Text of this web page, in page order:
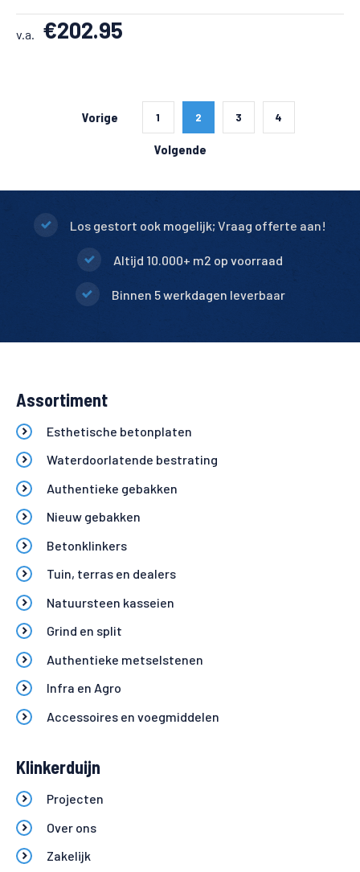
v.a. €202.95
Vorige 1 2 3 4
Volgende
Los gestort ook mogelijk; Vraag offerte aan!
Altijd 10.000+ m2 op voorraad
Binnen 5 werkdagen leverbaar
Assortiment
Esthetische betonplaten
Waterdoorlatende bestrating
Authentieke gebakken
Nieuw gebakken
Betonklinkers
Tuin, terras en dealers
Natuursteen kasseien
Grind en split
Authentieke metselstenen
Infra en Agro
Accessoires en voegmiddelen
Klinkerduijn
Projecten
Over ons
Zakelijk